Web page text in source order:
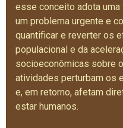
esse conceito adota
um problema urgente e
quantificar e reverter os
populacional e da
socioeconômicas sobre
atividades perturbam os
e, em retorno, afetam
estar humanos.